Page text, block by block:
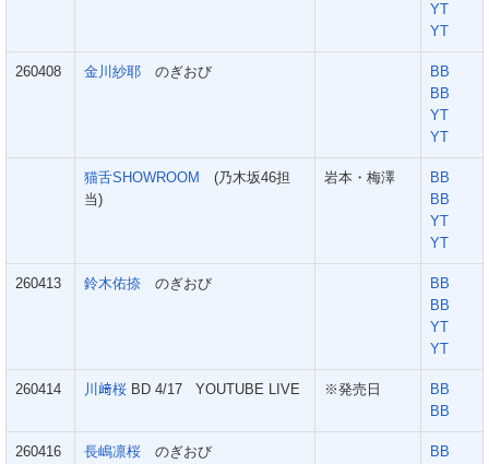
YT
YT
260408 金川紗耶 のぎおび
BB
BB
YT
YT
猫舌SHOWROOM
(乃木坂46担
当)
岩本・梅澤
BB
BB
YT
YT
260413 鈴木佑捺 のぎおび
BB
BB
YT
YT
260414 川﨑桜 BD 4/17 YOUTUBE LIVE ※発売日
BB
BB
260416 長嶋凛桜 のぎおび
BB